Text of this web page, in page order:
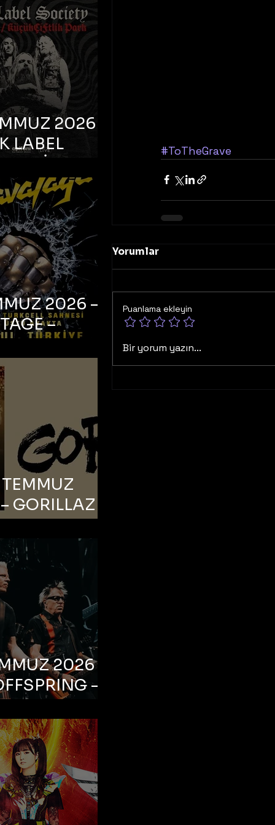
#ToTheGrave
Yorumlar
Puanlama ekleyin
Bir yorum yazın...
Bonus
2026 –
LABEL
– İstanbul,
Park
2026 –
–
Zorlu PSM
Sahnesi
GORILLAZ –
Bonus
2026 –
–
Life Park